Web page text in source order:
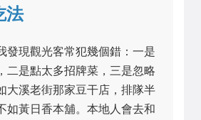
法
發現觀光客常犯幾個錯：一是
二是點太多招牌菜，三是忽略
大溪老街那家豆干店，排隊半
如黃日香本舖。本地人會去和